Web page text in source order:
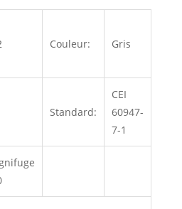
Couleur: Gris
Standard:
CEI
60947-
7-1